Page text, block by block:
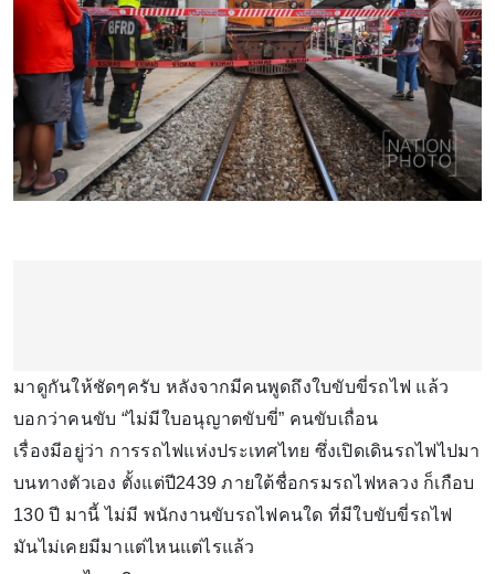
มาดูกันให้ชัดๆครับ หลังจากมีคนพูดถึงใบขับขี่รถไฟ แล้ว
บอกว่าคนขับ “ไม่มีใบอนุญาตขับขี่” คนขับเถื่อน
เรื่องมีอยู่ว่า การรถไฟแห่งประเทศไทย ซึ่งเปิดเดินรถไฟไปมา
บนทางตัวเอง ตั้งแต่ปี2439 ภายใต้ชื่อกรมรถไฟหลวง ก็เกือบ
130 ปี มานี้ ไม่มี พนักงานขับรถไฟคนใด ที่มีใบขับขี่รถไฟ
มันไม่เคยมีมาแต่ไหนแต่ไรแล้ว